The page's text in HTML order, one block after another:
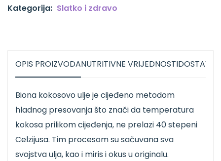
Kategorija: Slatko i zdravo
OPIS PROIZVODANUTRITIVNE VRIJEDNOSTIDOSTAVA
Biona kokosovo ulje je cijeđeno metodom
hladnog presovanja što znači da temperatura
kokosa prilikom cijeđenja, ne prelazi 40 stepeni
Celzijusa. Tim procesom su sačuvana sva
svojstva ulja, kao i miris i okus u originalu.